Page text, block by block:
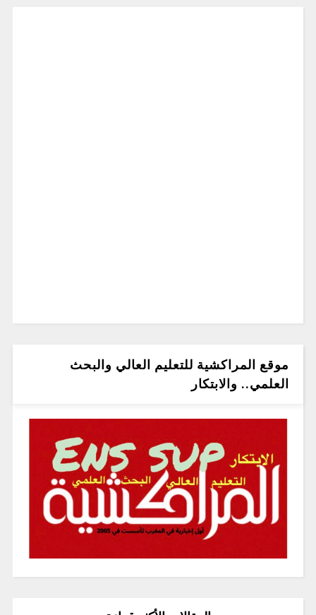
موقع المراكشية للتعليم العالي والبحث
العلمي.. والابتكار